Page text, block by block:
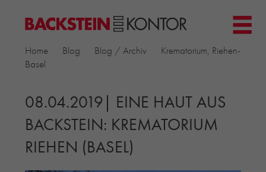
▼
KIRCHEN
MEHRFAMILIENHÄUSER
MUSEEN
EINFAMILIENHÄUSER
Home Blog Blog / Archiv
Krematorium, Riehen-
Basel
08.04.2019| EINE HAUT AUS
BACKSTEIN: KREMATORIUM
RIEHEN (BASEL)